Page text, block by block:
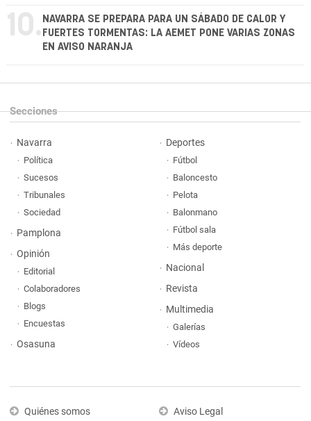
10. NAVARRA SE PREPARA PARA UN SÁBADO DE CALOR Y
FUERTES TORMENTAS: LA AEMET PONE VARIAS ZONAS
EN AVISO NARANJA
Secciones
Navarra
Política
Sucesos
Tribunales
Sociedad
Pamplona
Opinión
Editorial
Colaboradores
Blogs
Encuestas
Osasuna
Deportes
Fútbol
Baloncesto
Pelota
Balonmano
Fútbol sala
Más deporte
Nacional
Revista
Multimedia
Galerías
Vídeos
Quiénes somos Aviso Legal